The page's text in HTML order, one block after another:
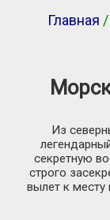
Главная /
Из
секретную
строго
вылет к месту